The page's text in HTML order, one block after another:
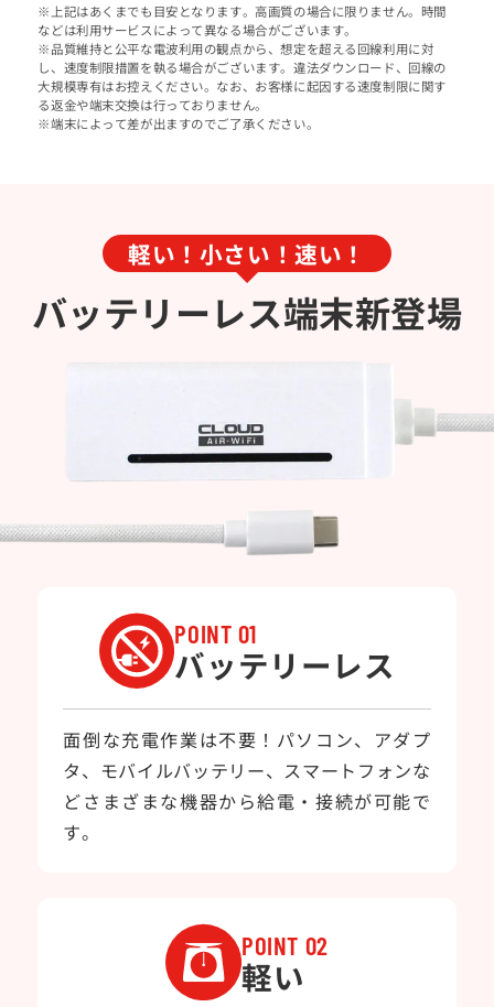
※上記はあくまでも目安となります。高画質の場合に限りません。時間
などは利用サービスによって異なる場合がございます。
※品質維持と公平な電波利用の観点から、想定を超える回線利用に対
し、速度制限措置を執る場合がございます。違法ダウンロード、回線の
大規模専有はお控えください。なお、お客様に起因する速度制限に関す
る返金や端末交換は行っておりません。
※端末によって差が出ますのでご了承ください。
軽い！小さい！速い！
バッテリーレス端末新登場
POINT 01
バッテリーレス
面倒な充電作業は不要！パソコン、アダプ
タ、モバイルバッテリー、スマートフォンな
どさまざまな機器から給電・接続が可能で
す。
POINT 02
軽い